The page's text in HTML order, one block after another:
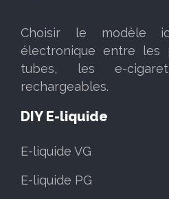
Choisir le modèle
électronique entre les
tubes, les e-
rechargeables.
DIY E-liquide
E-liquide VG
E-liquide PG